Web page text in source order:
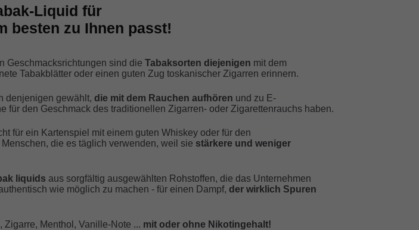
Liquid für
besten zu Ihnen passt!
Geschmacksrichtungen sind dieTabaksorten diejenigen mit dem
Tabakblätter oder einen guten Zug toskanischer Zigarren erinnern.
denjenigen gewählt,die mit dem Rauchen aufhören und zu E-
den Geschmack des traditionellen Zigarren- oder Zigarettenrauchs haben.
für ein Kartenspiel mit einem guten Whiskey oder für den
die es täglich verwenden, weil sie stärkere und weniger
liquids aus sorgfältig ausgewählten Rohstoffen, die das Unternehmen
wie möglich zu machen - für einen Dampf,der wirklich Spuren
Menthol, Vanille-Note ... mit oder ohne Nikotingehalt!